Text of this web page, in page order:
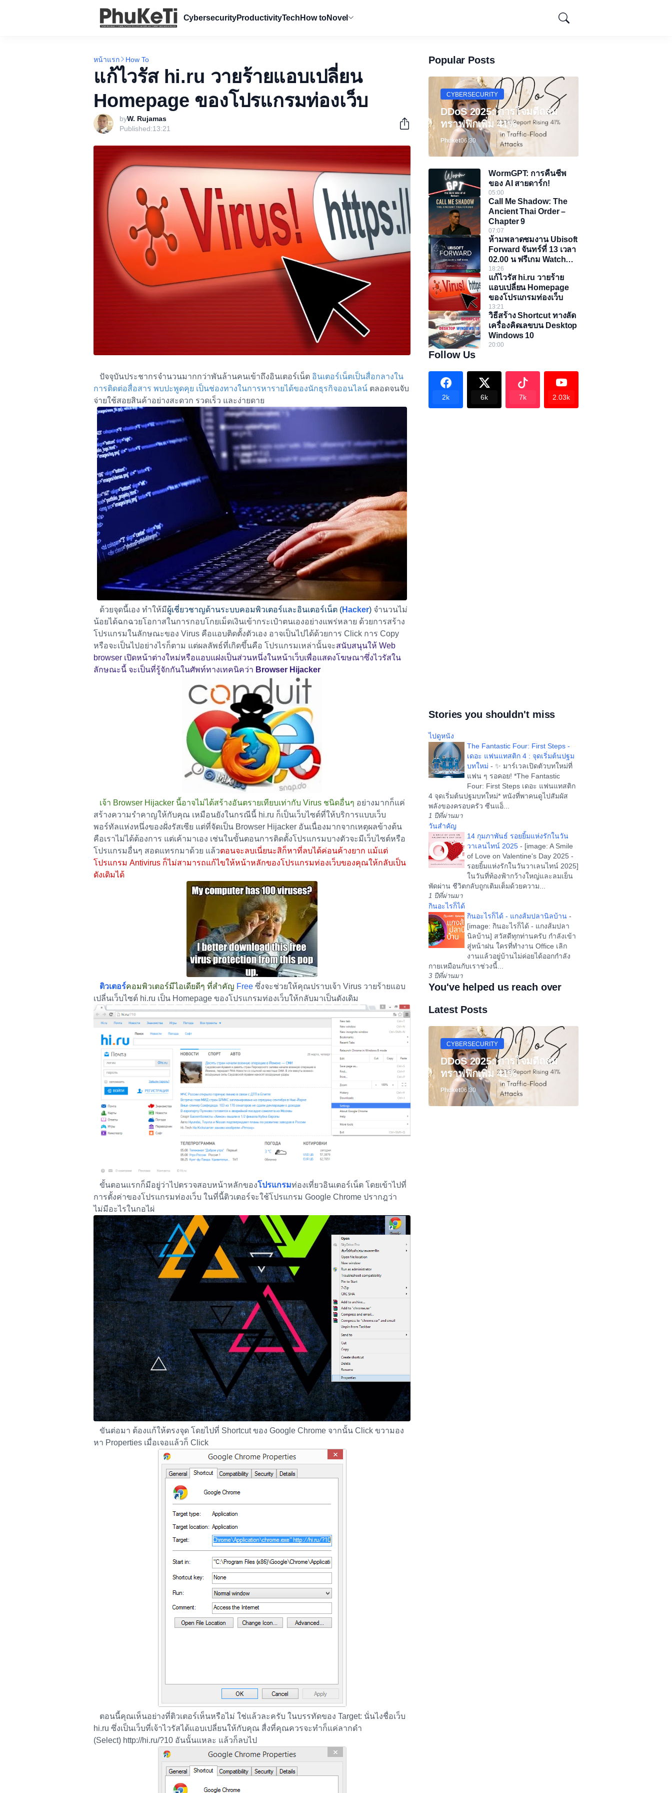
CybersecurityProductivityTech How toNovel
หน้าแรก How To
แก้ไวรัส hi.ru วายร้ายแอบเปลี่ยน
Homepage ของโปรแกรมท่องเว็บ
byW. Rujamas
Published:13:21
ปัจจุบันประชากรจำนวนมากกว่าพันล้านคนเข้าถึงอินเตอร์เน็ต อินเตอร์เน็ตเป็นสื่อกลางใน
การติดต่อสื่อสาร พบปะพูดคุย เป็นช่องทางในการหารายได้ของนักธุรกิจออนไลน์ ตลอดจนจับ
จ่ายใช้สอยสินค้าอย่างสะดวก รวดเร็ว และง่ายดาย
ด้วยจุดนี้เอง ทำให้มีผู้เชี่ยวชาญด้านระบบคอมพิวเตอร์และอินเตอร์เน็ต (Hacker) จำนวนไม่
น้อยได้ฉกฉวยโอกาสในการกอบโกยเม็ดเงินเข้ากระเป๋าตนเองอย่างแพร่หลาย ด้วยการสร้าง
โปรแกรมในลักษณะของ Virus คือแอบติดตั้งตัวเอง อาจเป็นไปได้ด้วยการ Click การ Copy
หรือจะเป็นไปอย่างไรก็ตาม แต่ผลลัพธ์ที่เกิดขึ้นคือ โปรแกรมเหล่านั้นจะสนับสนุนให้ Web
browser เปิดหน้าต่างใหม่หรือแอบแฝงเป็นส่วนหนึ่งในหน้าเว็บเพื่อแสดงโฆษณาซึ่งไวรัสใน
ลักษณะนี้ จะเป็นที่รู้จักกันในศัพท์ทางเทคนิคว่า Browser Hijacker
เจ้า Browser Hijacker นี้อาจไม่ได้สร้างอันตรายเทียบเท่ากับ Virus ชนิดอื่นๆ อย่างมากก็แค่
สร้างความรำคาญให้กับคุณ เหมือนยังในกรณีนี้ hi.ru ก็เป็นเว็บไซต์ที่ให้บริการแบบเว็บ
พอร์ทัลแห่งหนึ่งของฝั่งรัสเซีย แต่ที่จัดเป็น Browser Hijacker อันเนื่องมากจากเหตุผลข้างต้น
คือเราไม่ได้ต้องการ แต่เค้ามาเอง เช่นในขั้นตอนการติดตั้งโปรแกรมบางตัวจะมีเว็บไซต์หรือ
โปรแกรมอื่นๆ สอดแทรกมาด้วย แล้วตอนจะลบเนี่ยนะสิก็หาที่ลบได้ค่อนค้างยาก แม้แต่
โปรแกรม Antivirus ก็ไม่สามารถแก้ไขให้หน้าหลักของโปรแกรมท่องเว็บของคุณให้กลับเป็น
ดังเดิมได้
ติวเตอร์คอมพิวเตอร์มีไอเดียดีๆ ที่สำคัญ Free ซึ่งจะช่วยให้คุณปราบเจ้า Virus วายร้ายแอบ
เปลี่นเว็บไซต์ hi.ru เป็น Homepage ของโปรแกรมท่องเว็บให้กลับมาเป็นดังเดิม
ขั้นตอนแรกก็มีอยู่ว่าไปตรวจสอบหน้าหลักของโปรแกรมท่องเที่ยวอินเตอร์เน็ต โดยเข้าไปที่
การตั้งค่าของโปรแกรมท่องเว็บ ในที่นี้ติวเตอร์จะใช้โปรแกรม Google Chrome ปรากฎว่า
ไม่มีอะไรในกอไผ่
ขันต่อมา ต้องแก้ให้ตรงจุด โดยไปที่ Shortcut ของ Google Chrome จากนั้น Click ขวามอง
หา Properties เมื่อเจอแล้วก็ Click
ตอนนี้คุณเห็นอย่างที่ติวเตอร์เห็นหรือไม่ ใช่แล้วละครับ ในบรรทัดของ Target: นั่นไงชื่อเว็บ
hi.ru ซึ่งเป็นเว็บที่เจ้าไวรัสได้แอบเปลี่ยนให้กับคุณ สื่งที่คุณควรจะทำก็แค่ลากดำ
(Select) http://hi.ru/?10 อันนั้นแหละ แล้วก็ลบไป
Popular Posts
CYBERSECURITY
DDoS 2025: การโจมตีถล่ม
ทราฟฟิกเพิ่ม 41%
Phuket06:30
WormGPT: การคืนชีพ
ของ AI สายดาร์ก!
05:00
Call Me Shadow: The
Ancient Thai Order –
Chapter 9
07:07
ห้ามพลาดชมงาน Ubisoft
Forward จันทร์ที่ 13 เวลา
02.00 น ฟรีเกม Watch
Dogs 2
18:26
แก้ไวรัส hi.ru วายร้าย
แอบเปลี่ยน Homepage
ของโปรแกรมท่องเว็บ
13:21
วิธีสร้าง Shortcut ทางลัด
เครื่องคิดเลขบน Desktop
Windows 10
20:00
Follow Us
2k 6k 7k 2.03k
Stories you shouldn't miss
ไปดูหนัง
The Fantastic Four: First Steps -
เดอะ แฟนแทสติก 4 : จุดเริ่มต้นปฐม
บทใหม่ - ✨ มาร์เวลเปิดตัวบทใหม่ที่
แฟน ๆ รอคอย! *The Fantastic
Four: First Steps เดอะ แฟนแทสติก
4 จุดเริ่มต้นปฐมบทใหม่* หนังที่พาคนดูไปสัมผัส
พลังของครอบครัว ซีนแอ็...
1 ปีที่ผ่านมา
วันสำคัญ
14 กุมภาพันธ์ รอยยิ้มแห่งรักในวัน
วาเลนไทน์ 2025 - [image: A Smile
of Love on Valentine's Day 2025 -
รอยยิ้มแห่งรักในวันวาเลนไทน์ 2025]
ในวันที่ท้องฟ้ากว้างใหญ่และลมเย็น
พัดผ่าน ชีวิตกลับถูกเติมเต็มด้วยความ...
1 ปีที่ผ่านมา
กินอะไรก็ได้
กินอะไรก็ได้ - แกงส้มปลานิลบ้าน -
[image: กินอะไรก็ได้ - แกงส้มปลา
นิลบ้าน] สวัสดีทุกท่านครับ กำลังเข้า
สู่หน้าฝน ใครที่ทำงาน Office เลิก
งานแล้วอยู่บ้านไม่ค่อยได้ออกกำลัง
กายเหมือนกับเราช่วงนี้...
3 ปีที่ผ่านมา
You've helped us reach over
Latest Posts
CYBERSECURITY
DDoS 2025: การโจมตีถล่ม
ทราฟฟิกเพิ่ม 41%
Phuket06:30